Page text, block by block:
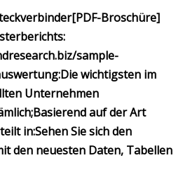
[PDF-Broschüre]
sample-
Die wichtigsten im
Unternehmen
Basierend auf der Art
in:Sehen Sie sich den
den neuesten Daten, Tabellen